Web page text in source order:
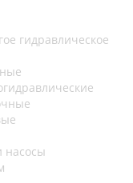
гидравлическое
насосы